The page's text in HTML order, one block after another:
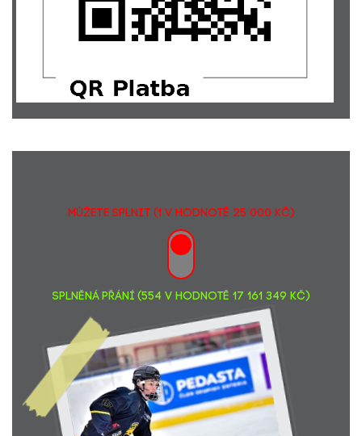
MŮŽETE SPLNIT (1 v hodnotě 25 000 Kč)
SPLNĚNÁ PŘÁNÍ (554 v hodnotě 17 161 349 Kč)